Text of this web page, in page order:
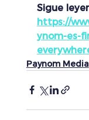
Sigue
https://
ynom-es-
Paynom Media